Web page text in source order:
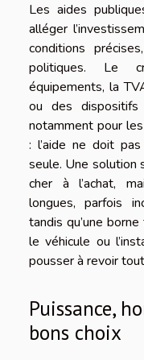
Les aides
alléger
conditions
politiques. Le
équipements, la
ou des
notamment pour
: l’aide ne doit
seule. Une solution
cher à l’achat,
longues, parfois
tandis qu’une
le véhicule ou
pousser à revoir
Puissance,
bons choix